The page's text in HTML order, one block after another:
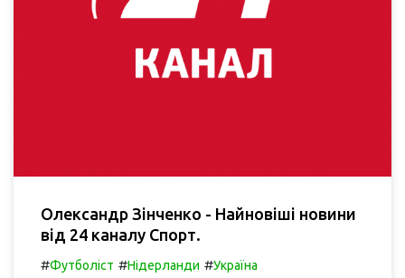
Олександр Зінченко - Найновіші новини
від 24 каналу Спорт.
#Футболіст #Нідерланди #Україна